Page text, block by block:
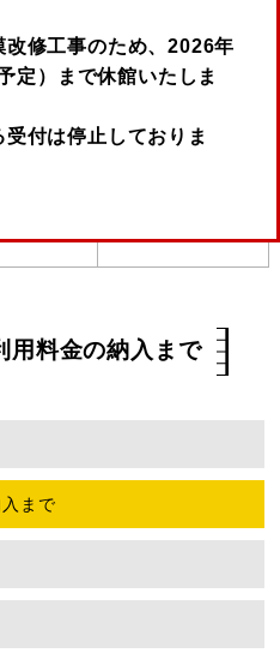
修工事のため、2026年
定）まで休館いたしま
付は停止しておりま
用料金の納入まで
まで